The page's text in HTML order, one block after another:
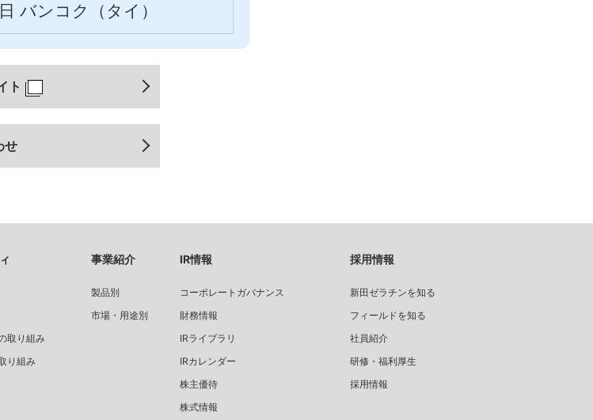
バンコク（タイ）
ト
せ
取り組み
り組み
事業紹介
製品別
市場・用途別
IR情報
コーポレートガバナンス
財務情報
IRライブラリ
IRカレンダー
株主優待
株式情報
採用情報
新田ゼラチンを知る
フィールドを知る
社員紹介
研修・福利厚生
採用情報